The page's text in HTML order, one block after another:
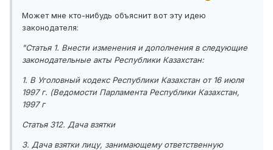
Может мне кто-нибудь объяснит вот эту идею
законодателя:
"Статья 1. Внести изменения и дополнения в следующие
законодательные акты Республики Казахстан:
1. В Уголовный кодекс Республики Казахстан от 16 июля
1997 г. (Ведомости Парламента Республики Казахстан,
1997 г
Статья 312. Дача взятки
3. Дача взятки лицу, занимающему ответственную